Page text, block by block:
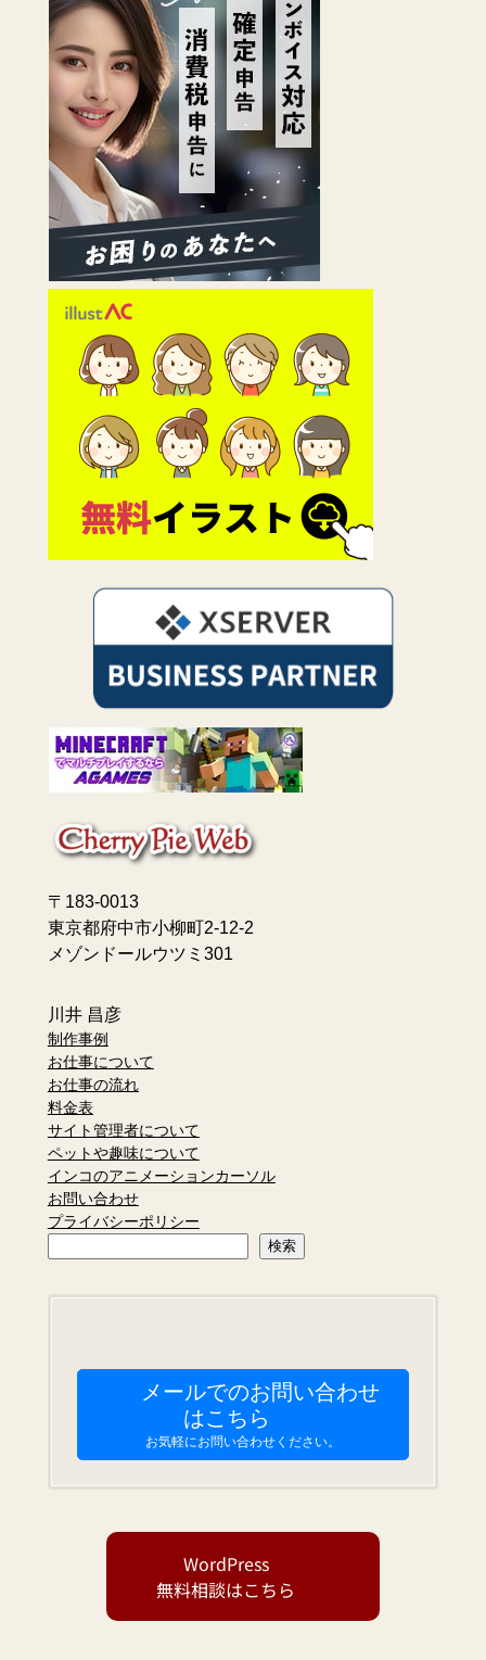
〒183-0013
東京都府中市小柳町2-12-2
メゾンドールウツミ301
川井 昌彦
制作事例
お仕事について
お仕事の流れ
料金表
サイト管理者について
ペットや趣味について
インコのアニメーションカーソル
お問い合わせ
プライバシーポリシー
検索
メールでのお問い合わせ
はこちら
お気軽にお問い合わせください。
WordPress
無料相談はこちら